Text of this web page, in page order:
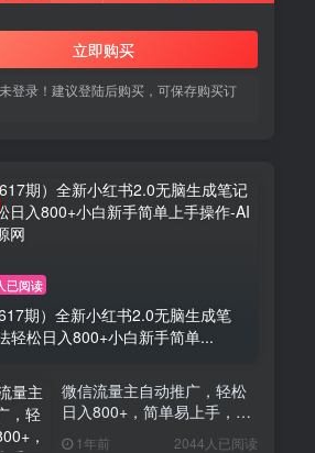
立即购买
登录！建议登陆后购买，可保存购买订
已阅读
期）全新小红书2.0无脑生成笔
轻松日入800+小白新手简单...
微信流量主自动推广，轻松
日入800+，简单易上手，做
1年前 2044人已阅读